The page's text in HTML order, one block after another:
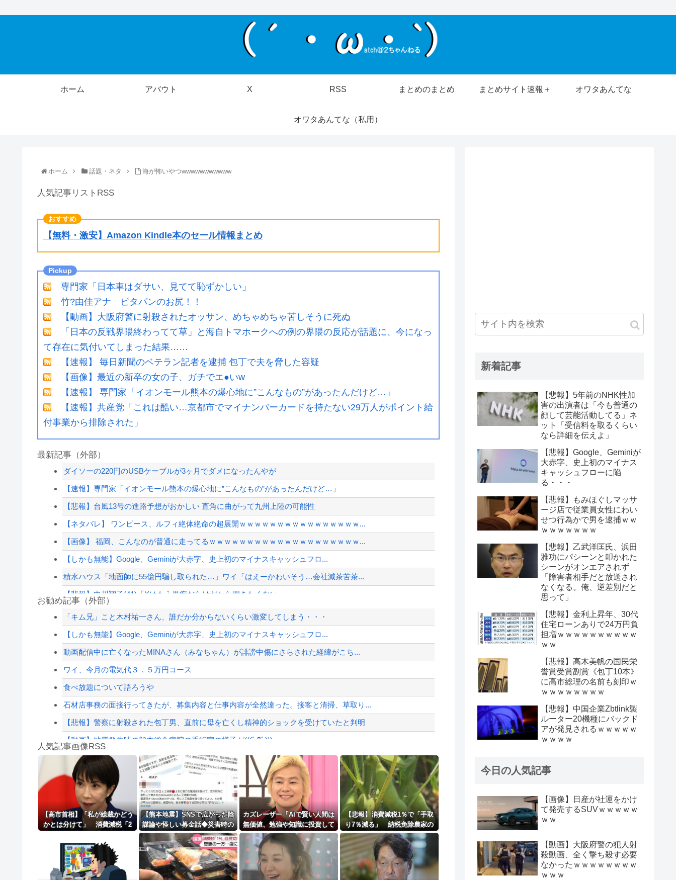
ホーム アバウト X RSS まとめのまとめ まとめサイト速報＋ オワタあんてな
オワタあんてな（私用）
ホーム 話題・ネタ 海が怖いやつwwwwwwwwwww
人気記事リストRSS
【無料・激安】Amazon Kindle本のセール情報まとめ
専門家「日本車はダサい、見てて恥ずかしい」
竹?由佳アナ ピタパンのお尻！！
【動画】大阪府警に射殺されたオッサン、めちゃめちゃ苦しそうに死ぬ
「日本の反戦界隈終わってて草」と海自トマホークへの例の界隈の反応が話題に、今になっ
て存在に気付いてしまった結果……
【速報】 毎日新聞のベテラン記者を逮捕 包丁で夫を脅した容疑
【画像】最近の新卒の女の子、ガチでエ●いw
【速報】 専門家「イオンモール熊本の爆心地に”こんなもの”があったんだけど…」
【速報】共産党「これは酷い…京都市でマイナンバーカードを持たない29万人がポイント給
付事業から排除された」
最新記事（外部）
ダイソーの220円のUSBケーブルが3ヶ月でダメになったんやが
【速報】専門家「イオンモール熊本の爆心地に”こんなもの”があったんだけど…」
【悲報】台風13号の進路予想がおかしい 直角に曲がって九州上陸の可能性
【ネタバレ】 ワンピース、ルフィ絶体絶命の超展開ｗｗｗｗｗｗｗｗｗｗｗｗｗｗｗｗ...
【画像】 福岡、こんなのが普通に走ってるｗｗｗｗｗｗｗｗｗｗｗｗｗｗｗｗｗｗｗｗ...
【しかも無能】Google、Geminiが大赤字、史上初のマイナスキャッシュフロ...
積水ハウス「地面師に55億円騙し取られた…」ワイ「はえーかわいそう…会社滅茶苦茶...
【悲報】中川翔子(41)「Xはもう愚痴だらけだから開きたくない」
【画像】田中みな実さん、妊娠中とは思えないヒール姿で登場してしまう
【画像】お前らこの画像でフフッてなったら絶対に寝ろよwwwwww
【速報】中国、アメリカに対する制裁を一斉発表
【画像】田中みな実さん、妊娠中とは思えないヒール姿で登場してしまう
【配信者】「金バエ」のSNS更新が1週間途絶え、様々な憶測が飛び交う。1週間ぶり...
【緊急速報】NYで警官が黒人男性の首を絞め、暴動第二波不可避へ
Powered by livedoor 相互RSS
お勧め記事（外部）
「キム兄」こと木村祐一さん、誰だか分からないくらい激変してしまう・・・
【しかも無能】Google、Geminiが大赤字、史上初のマイナスキャッシュフロ...
動画配信中に亡くなったMINAさん（みなちゃん）が誹謗中傷にさらされた経緯がこち...
ワイ、今月の電気代３．５万円コース
食べ放題について語ろうや
石材店事務の面接行ってきたが、募集内容と仕事内容が全然違った。接客と清掃、草取り...
【悲報】警察に射殺された包丁男、直前に母を亡くし精神的ショックを受けていたと判明
【動画】地震発生時の熊本総合病院の手術室の様子が(((ﾟДﾟ)))
ショートスリーパーの堀さん、4時間寝てた事がバレる
白石「あ、あきら様……？」あきら「……白石」
8/4のニュース
日本旅行キャンセルすべきか…1万年ぶり史上最大級の火山の兆し＝韓国の反応
更新中止のお知らせ
海外「おめでとうタキ！」リヴァプール南野がバースデーゴール！！
人気記事画像RSS
【高市首相】「私が総裁かどう
かとは分けて」 消費減税「2
説明
【熊本地震】SNSで広がった陰
謀論や怪しい募金話◆災害時の
デマ注意、専門家は「一次情報
チェックを」
カズレーザー「AIで賢い人間は
無価値、勉強や知識に投資して
きた人ほど絶望の時代の幕開
け」
【悲報】消費減税1％で「手取
り7％減る」 納税免除農家の
苦悩「販売価格上げざるを得な
い」
新着記事
【悲報】5年前のNHK性加
害の出演者は「今も普通の
顔して芸能活動してる」ネ
ット「受信料を取るくらい
なら詳細を伝えよ」
【悲報】Google、Geminiが
大赤字、史上初のマイナス
キャッシュフローに陥
る・・・
【悲報】もみほぐしマッサ
ージ店で従業員女性にわい
せつ行為かで男を逮捕ｗｗ
ｗｗｗｗｗｗｗ
【悲報】乙武洋匡氏、浜田
雅功にパシーンと叩かれた
シーンがオンエアされず
「障害者相手だと放送され
なくなる。俺、逆差別だと
思って」
【悲報】金利上昇年、30代
住宅ローンありで24万円負
担増ｗｗｗｗｗｗｗｗｗｗ
ｗｗ
【悲報】高木美帆の国民栄
誉賞受賞副賞《包丁10本》
に高市総理の名前も刻印ｗ
ｗｗｗｗｗｗｗｗ
【悲報】中国企業Zbtlink製
ルーター20機種にバックド
アが発見されるｗｗｗｗｗ
ｗｗｗｗ
今日の人気記事
【画像】日産が社運をかけ
て発売するSUVｗｗｗｗｗ
ｗｗ
【動画】大阪府警の犯人射
殺動画、全く撃ち殺す必要
なかったｗｗｗｗｗｗｗｗ
ｗｗｗ